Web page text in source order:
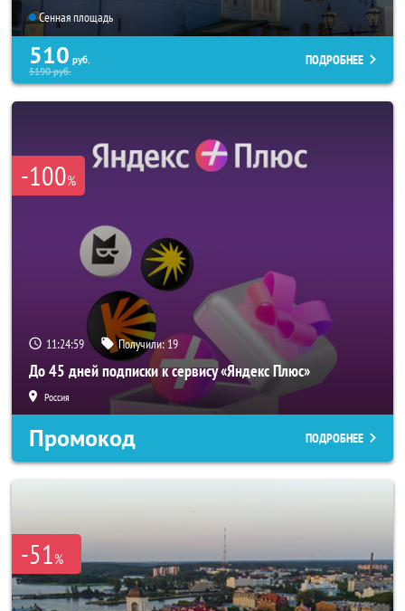
Сенная площадь
510 руб.
5190руб.
ПОДРОБНЕЕ
-100%
11:24:56 Получили:19
До 45 дней подписки к сервису «Яндекс Плюс»
Россия
Промокод ПОДРОБНЕЕ
-51%